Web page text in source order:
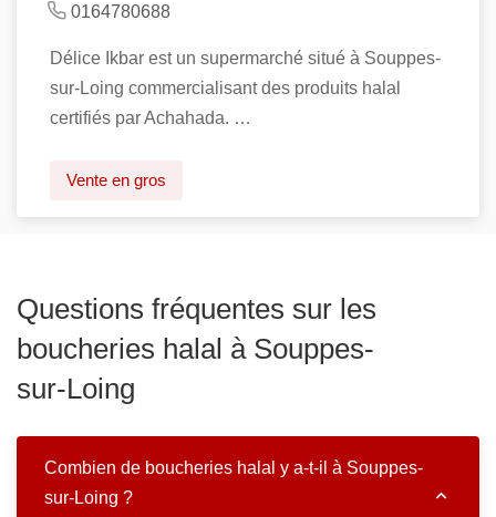
0164780688
Délice Ikbar est un supermarché situé à Souppes-
sur-Loing commercialisant des produits halal
certifiés par Achahada. …
Vente en gros
Questions fréquentes sur les
boucheries halal à Souppes-
sur-Loing
Combien de boucheries halal y a-t-il à Souppes-
sur-Loing ?